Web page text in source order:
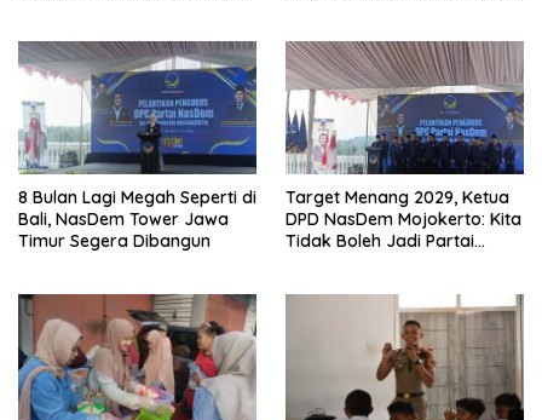
8 Bulan Lagi Megah Seperti di
Bali, NasDem Tower Jawa
Timur Segera Dibangun
Target Menang 2029, Ketua
DPD NasDem Mojokerto: Kita
Tidak Boleh Jadi Partai